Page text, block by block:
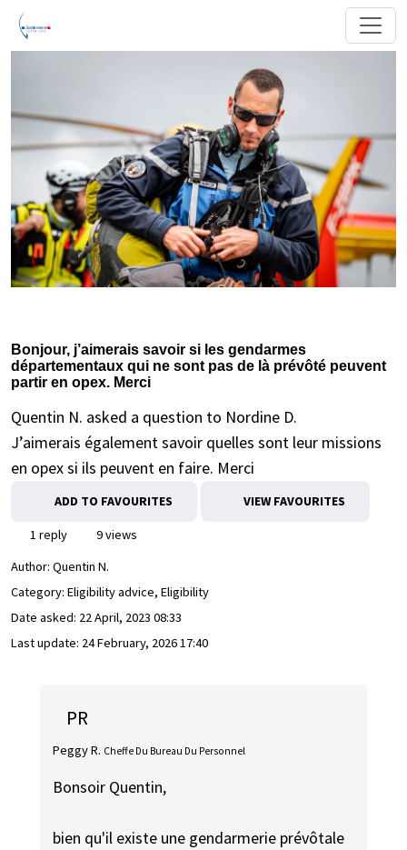
Bonjour, j’aimerais savoir si les gendarmes
départementaux qui ne sont pas de là prévôté peuvent
partir en opex. Merci
Quentin N. asked a question to Nordine D.
J’aimerais également savoir quelles sont leur missions
en opex si ils peuvent en faire. Merci
ADD TO FAVOURITES VIEW FAVOURITES
1 reply
9 views
Author: Quentin N.
Category: Eligibility advice, Eligibility
Date asked: 22 April, 2023 08:33
Last update: 24 February, 2026 17:40
PR
Peggy R. Cheffe Du Bureau Du Personnel
Bonsoir Quentin,
bien qu'il existe une gendarmerie prévôtale